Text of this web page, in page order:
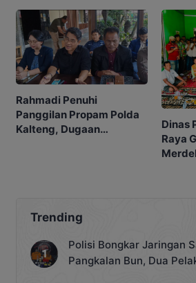
Rahmadi Penuhi
Panggilan Propam Polda
Kalteng, Dugaan
Dinas
Raya
Trending
Polisi Bongkar Jaringan
Pangkalan Bun, Dua